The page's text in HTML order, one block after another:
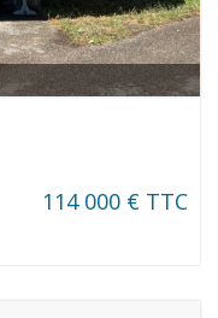
114 000 € TTC